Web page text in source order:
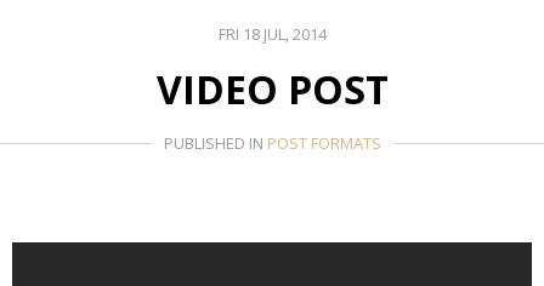
FRI 18 JUL, 2014
VIDEO POST
PUBLISHED IN POST FORMATS